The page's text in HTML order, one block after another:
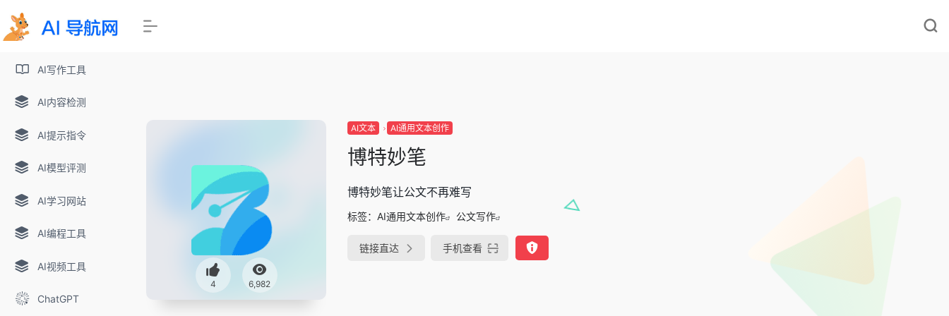
AI写作工具
AI内容检测
AI提示指令
AI模型评测
AI学习网站
AI编程工具
AI视频工具
ChatGPT
4 6,982
AI文本 AI通用文本创作
博特妙笔
博特妙笔让公文不再难写
标签： AI通用文本创作 公文写作
链接直达 手机查看